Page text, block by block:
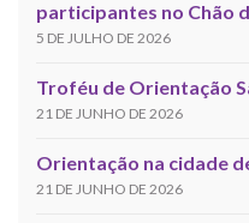
participantes no Chão
5 DE JULHO DE 2026
Troféu de Orientação
21 DE JUNHO DE 2026
Orientação na cidade
21 DE JUNHO DE 2026